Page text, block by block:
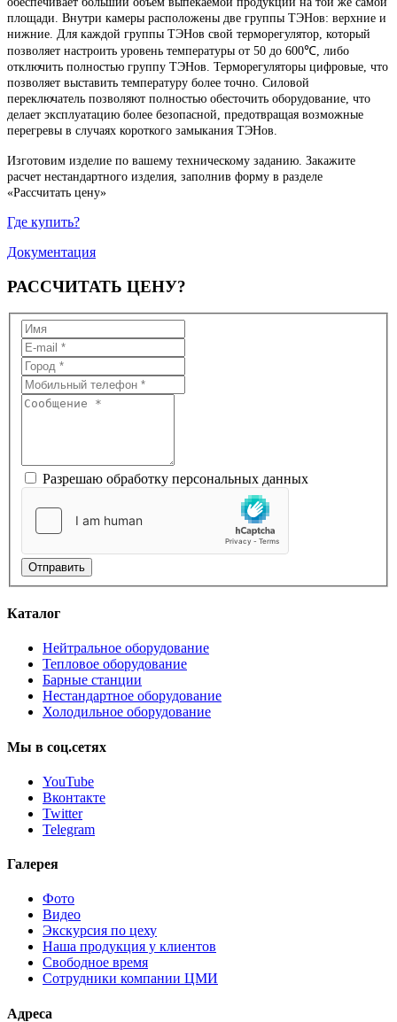
площади. Внутри камеры расположены две группы ТЭНов: верхние и
нижние. Для каждой группы ТЭНов свой терморегулятор, который
позволяет настроить уровень температуры от 50 до 600℃, либо
отключить полностью группу ТЭНов. Терморегуляторы цифровые, что
позволяет выставить температуру более точно. Силовой
переключатель позволяют полностью обесточить оборудование, что
делает эксплуатацию более безопасной, предотвращая возможные
перегревы в случаях короткого замыкания ТЭНов.
Изготовим изделие по вашему техническому заданию. Закажите
расчет нестандартного изделия, заполнив форму в разделе
«Рассчитать цену»
Где купить?
Документация
РАССЧИТАТЬ ЦЕНУ?
Разрешаю обработку персональных данных
Отправить
Каталог
Нейтральное оборудование
Тепловое оборудование
Барные станции
Нестандартное оборудование
Холодильное оборудование
Мы в соц.сетях
YouTube
Вконтакте
Twitter
Telegram
Галерея
Фото
Видео
Экскурсия по цеху
Наша продукция у клиентов
Свободное время
Сотрудники компании ЦМИ
Адреса